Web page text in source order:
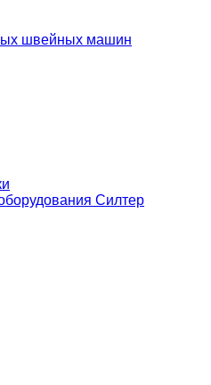
швейных машин
Силтер